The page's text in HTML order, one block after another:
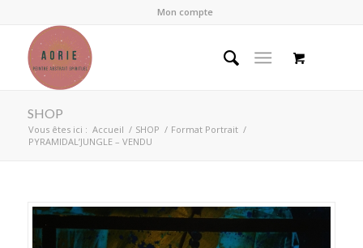
Mon compte
SHOP
Vous êtes ici : Accueil / SHOP / Format Portrait /
PYRAMIDAL’JUNGLE – VENDU